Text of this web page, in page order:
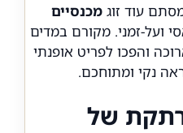
עוד זוג מכנסיים
ועל-זמני. מקורם במדים
והפכו לפריט אופנתי
נקי ומתוחכם.
של